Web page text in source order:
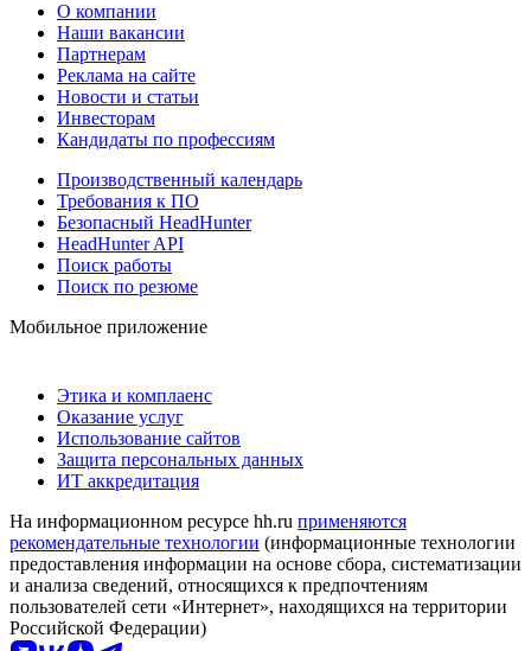
О компании
Наши вакансии
Партнерам
Реклама на сайте
Новости и статьи
Инвесторам
Кандидаты по профессиям
Производственный календарь
Требования к ПО
Безопасный HeadHunter
HeadHunter API
Поиск работы
Поиск по резюме
Мобильное приложение
Этика и комплаенс
Оказание услуг
Использование сайтов
Защита персональных данных
ИТ аккредитация
На информационном ресурсе hh.ru применяются
рекомендательные технологии (информационные технологии
предоставления информации на основе сбора, систематизации
и анализа сведений, относящихся к предпочтениям
пользователей сети «Интернет», находящихся на территории
Российской Федерации)